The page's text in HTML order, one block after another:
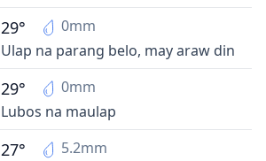
Ulap na parang belo, may araw din
29° 0mm
Lubos na maulap
29° 0mm
27° 5.2mm